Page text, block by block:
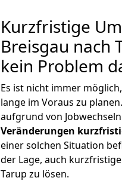
Kurzfristige
Breisgau nach
kein Problem
Es ist nicht immer
lange im Voraus zu
aufgrund von
Veränderungen
einer solchen Situation
der Lage, auch
Tarup zu lösen.